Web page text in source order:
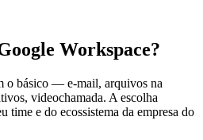
Workspace?
o básico — e-mail, arquivos na
videochamada. A escolha
time e do ecossistema da empresa do